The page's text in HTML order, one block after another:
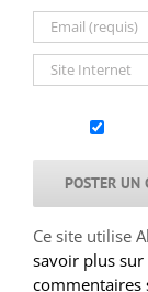
Ce site utilise
savoir plus
commentaires